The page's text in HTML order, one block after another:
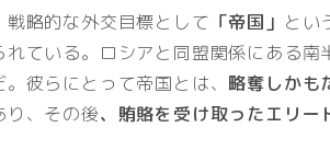
戦略的な外交目標として 「帝国」 とい
れている。ロシアと同盟関係にある
彼らにとって帝国とは、 略奪しかも
り、その後、賄賂を受け取ったエリー